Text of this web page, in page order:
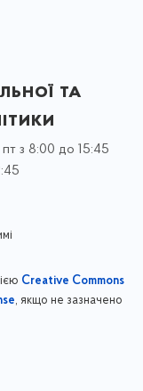
та
пт з 8:00 до 15:45
Creative Commons
, якщо не зазначено